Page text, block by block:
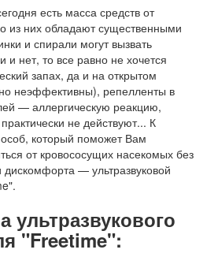
есть масса средств от
из них обладают существенными
и спирали могут вызвать
и нет, то все равно не хочется
запах, да и на открытом
неэффективны), репелленты в
— аллергическую реакцию,
не действуют... К
который поможет Вам
от кровососущих насекомых без
дискомфорта — ультразвуковой
ультразвукового
"Freetime":